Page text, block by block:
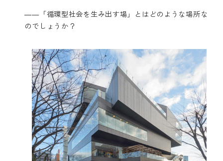
――「循環型社会を生み出す場」とはどのような場所な
のでしょうか？